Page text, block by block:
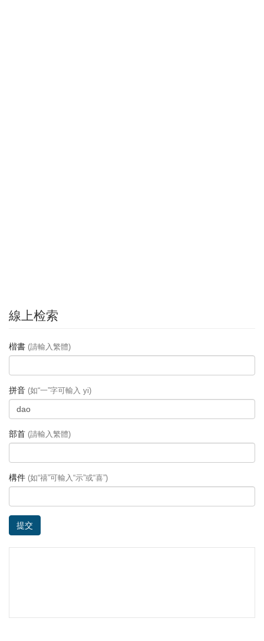
線上检索
楷書 (請輸入繁體)
拼音 (如“一”字可輸入 yi)
部首 (請輸入繁體)
構件 (如“禧”可輸入“示”或“喜”)
提交